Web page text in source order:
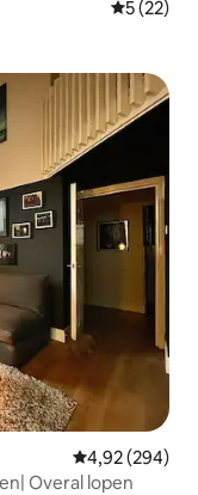
5 (22)
Gemiddelde
4,92 (294)
Overal lopen